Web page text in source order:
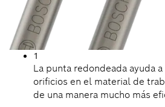
1
La punta redondeada ayuda
orificios en el material de
de una manera mucho más